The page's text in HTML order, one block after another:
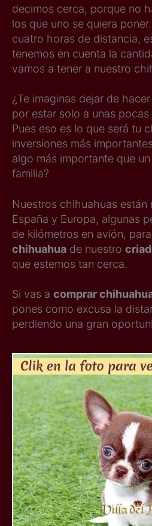
decimos cerca, porque no
los que uno se quiera
cuatro horas de distancia,
tenemos en cuenta la
vamos a tener a nuestro
¿Te imaginas dejar de
por estar solo a unas
Pues eso es lo que será tu
inversiones más
algo más importante que
familia?
Nuestros chihuahuas
España y Europa, algunas
de kilómetros en avión, para
chihuahua de nuestro
que estemos tan cerca.
Si vas a comprar
pones como excusa la
perdiendo una gran